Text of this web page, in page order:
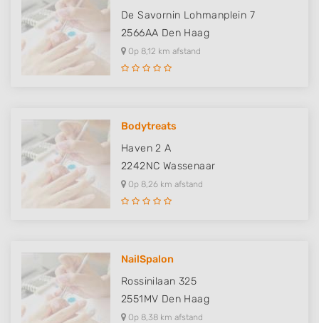
De Savornin Lohmanplein 7
2566AA Den Haag
Op 8,12 km afstand
Bodytreats
Haven 2 A
2242NC Wassenaar
Op 8,26 km afstand
NailSpalon
Rossinilaan 325
2551MV Den Haag
Op 8,38 km afstand